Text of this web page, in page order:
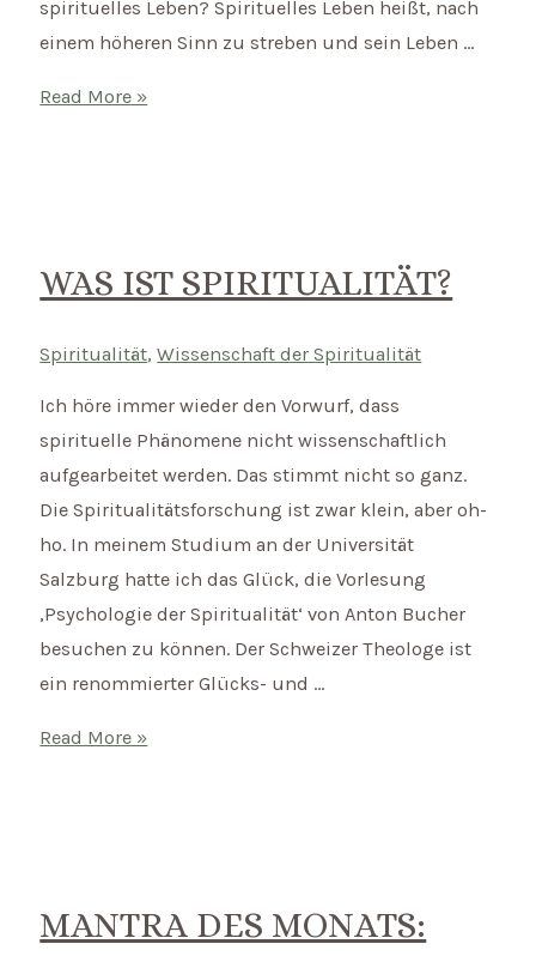
spirituelles Leben? Spirituelles Leben heißt, nach
einem höheren Sinn zu streben und sein Leben …
Mantra
Leben
entfernt
nicht
von
der
Welt,
sondern
führt
uns
tiefer
hinein.
Read More »
WAS IST SPIRITUALITÄT?
Spiritualität,Wissenschaft der Spiritualität
Ich höre immer wieder den Vorwurf, dass
spirituelle Phänomene nicht wissenschaftlich
aufgearbeitet werden. Das stimmt nicht so ganz.
Die Spiritualitätsforschung ist zwar klein, aber oh-
ho. In meinem Studium an der Universität
Salzburg hatte ich das Glück, die Vorlesung
‚Psychologie der Spiritualität‘ von Anton Bucher
besuchen zu können. Der Schweizer Theologe ist
ein renommierter Glücks- und …
Was
Read More »
MANTRA DES MONATS: